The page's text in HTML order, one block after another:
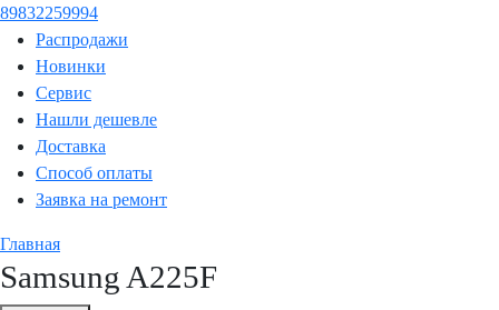
89832259994
Распродажи
Новинки
Сервис
Нашли дешевле
Доставка
Способ оплаты
Заявка на ремонт
Главная
Samsung A225F